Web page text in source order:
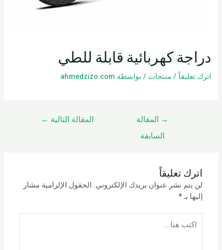
دراجة كهربائية قابلة للطي
اترك تعليقاً / منتجات / بواسطة ahmedzizo.com
→
المقالة
السابقة
المقالة التالية ←
اترك تعليقاً
لن يتم نشر عنوان بريدك الإلكتروني. الحقول الإلزامية مشار
إليها بـ*
هنا...